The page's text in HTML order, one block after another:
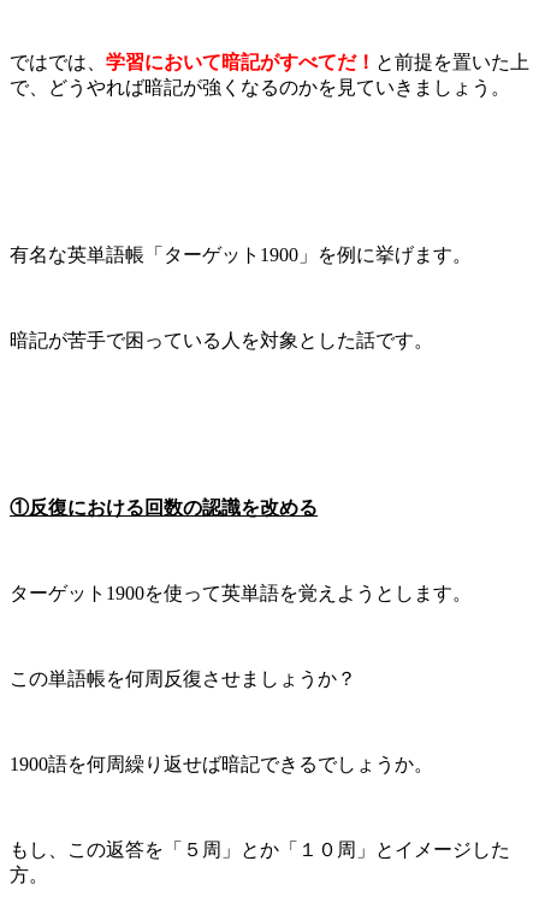
ではでは、 学習において暗記がすべてだ！ と前提を置いた上
で、どうやれば暗記が強くなるのかを見ていきましょう。
有名な英単語帳「ターゲット1900」を例に挙げます。
暗記が苦手で困っている人を対象とした話です。
①反復における回数の認識を改める
ターゲット1900を使って英単語を覚えようとします。
この単語帳を何周反復させましょうか？
1900語を何周繰り返せば暗記できるでしょうか。
もし、この返答を「５周」とか「１０周」とイメージした
方。